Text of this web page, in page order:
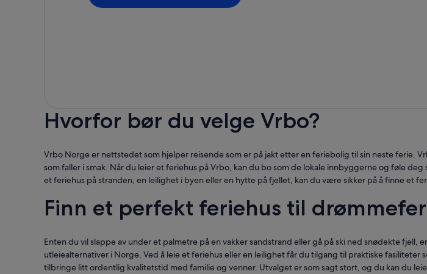
Hvorfor bør du velge Vrbo?
Vrbo Norge er nettstedet som hjelper reisende som er på jakt etter en feriebolig til sin neste ferie.
som faller i smak. Når du leier et feriehus på Vrbo, kan du bo som de lokale innbyggerne og føle
et feriehus på stranden, en leilighet i byen eller en hytte på fjellet, kan du være sikker på å finne et
Finn et perfekt feriehus til
Enten du vil slappe av under et palmetre på en vakker sandstrand eller gå på ski ned snødekte
utleiealternativer i Norge. Ved å leie et feriehus eller en leilighet får du tilgang til praktiske fasiliteter
tilbringe litt ordentlig kvalitetstid med familie og venner. Utvalget er som sagt stort, og du kan du